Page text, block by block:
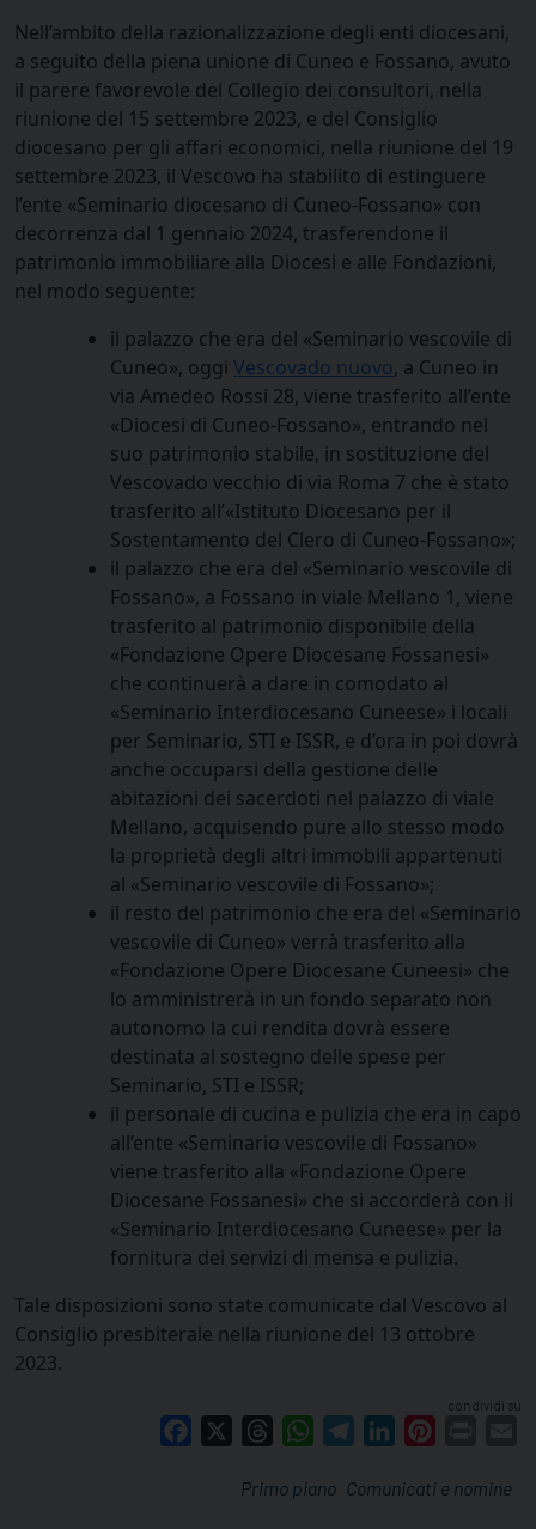
Nell’ambito della razionalizzazione degli enti diocesani,
a seguito della piena unione di Cuneo e Fossano, avuto
il parere favorevole del Collegio dei consultori, nella
riunione del 15 settembre 2023, e del Consiglio
diocesano per gli affari economici, nella riunione del 19
settembre 2023, il Vescovo ha stabilito di estinguere
l’ente «Seminario diocesano di Cuneo-Fossano» con
decorrenza dal 1 gennaio 2024, trasferendone il
patrimonio immobiliare alla Diocesi e alle Fondazioni,
nel modo seguente:
il palazzo che era del «Seminario vescovile di
Cuneo», oggi Vescovado nuovo, a Cuneo in
via Amedeo Rossi 28, viene trasferito all’ente
«Diocesi di Cuneo-Fossano», entrando nel
suo patrimonio stabile, in sostituzione del
Vescovado vecchio di via Roma 7 che è stato
trasferito all’«Istituto Diocesano per il
Sostentamento del Clero di Cuneo-Fossano»;
il palazzo che era del «Seminario vescovile di
Fossano», a Fossano in viale Mellano 1, viene
trasferito al patrimonio disponibile della
«Fondazione Opere Diocesane Fossanesi»
che continuerà a dare in comodato al
«Seminario Interdiocesano Cuneese» i locali
per Seminario, STI e ISSR, e d’ora in poi dovrà
anche occuparsi della gestione delle
abitazioni dei sacerdoti nel palazzo di viale
Mellano, acquisendo pure allo stesso modo
la proprietà degli altri immobili appartenuti
al «Seminario vescovile di Fossano»;
il resto del patrimonio che era del «Seminario
vescovile di Cuneo» verrà trasferito alla
«Fondazione Opere Diocesane Cuneesi» che
lo amministrerà in un fondo separato non
autonomo la cui rendita dovrà essere
destinata al sostegno delle spese per
Seminario, STI e ISSR;
il personale di cucina e pulizia che era in capo
all’ente «Seminario vescovile di Fossano»
viene trasferito alla «Fondazione Opere
Diocesane Fossanesi» che si accorderà con il
«Seminario Interdiocesano Cuneese» per la
fornitura dei servizi di mensa e pulizia.
Tale disposizioni sono state comunicate dal Vescovo al
Consiglio presbiterale nella riunione del 13 ottobre
2023.
condividi su
Facebook ThreadsWhatsAppTelegramLinkedIn
Comunicati e nomine
Primo piano